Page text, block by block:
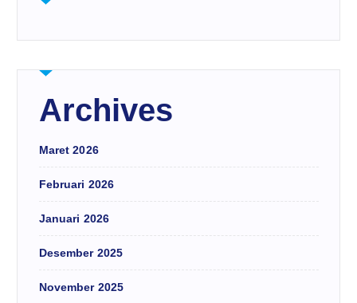
Archives
Maret 2026
Februari 2026
Januari 2026
Desember 2025
November 2025